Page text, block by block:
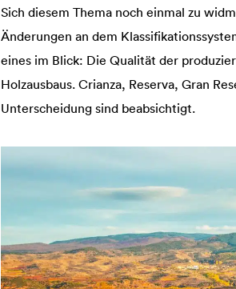
Sich diesem Thema noch einmal zu
Änderungen an dem
eines im Blick: Die Qualität der
Holzausbaus. Crianza, Reserva, Gran
Unterscheidung sind beabsichtigt.